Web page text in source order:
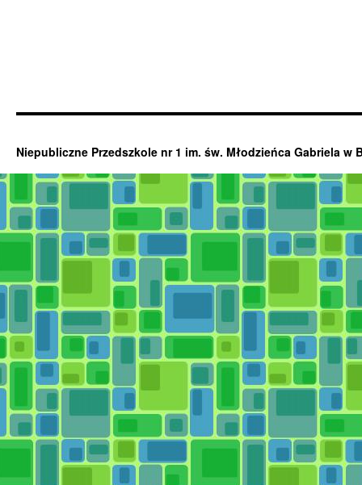
Niepubliczne Przedszkole nr 1 im. św. Młodzieńca Gabriela w